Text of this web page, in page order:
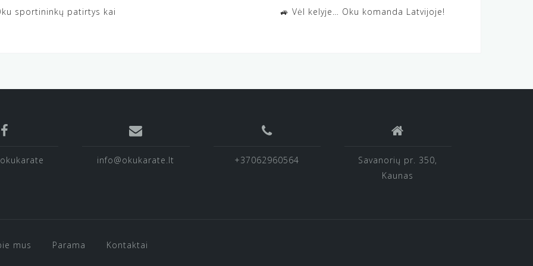
sportininkų patirtys kai
🚙 Vėl kelyje… Oku komanda Latvijoje!
info@okukarate.lt +37062960564
Savanorių pr. 350,
Kaunas
mus Parama Kontaktai